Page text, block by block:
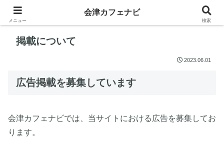
掲載について
2023.06.01
広告掲載を募集しています
会津カフェナビでは、当サイトにおける広告を募集してお
ります。
メニュー
会津カフェナビ
検索